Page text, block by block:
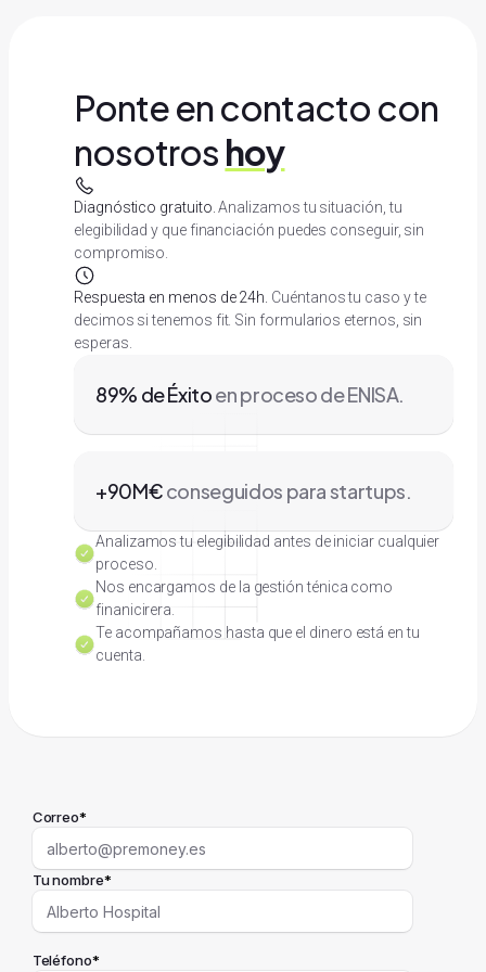
Ponte en contacto con
nosotros hoy
Diagnóstico gratuito. Analizamos tu situación, tu
elegibilidad y que financiación puedes conseguir, sin
compromiso.
Respuesta en menos de 24h. Cuéntanos tu caso y te
decimos si tenemos fit. Sin formularios eternos, sin
esperas.
89% de Éxitoen proceso de ENISA.
+90M€conseguidos para startups.
Analizamos tu elegibilidad antes de iniciar cualquier
proceso.
Nos encargamos de la gestión ténica como
finanicirera.
Te acompañamos hasta que el dinero está en tu
cuenta.
Correo*
Tu nombre*
Teléfono*